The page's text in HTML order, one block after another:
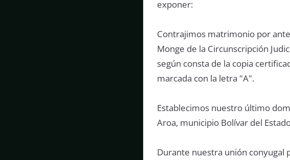
exponer:
Contrajimos matrimonio por
Monge de la Circunscripción
según consta de la copia
marcada con la letra "A".
Establecimos nuestro último
Aroa, municipio Bolívar del
Durante nuestra unión conyugal